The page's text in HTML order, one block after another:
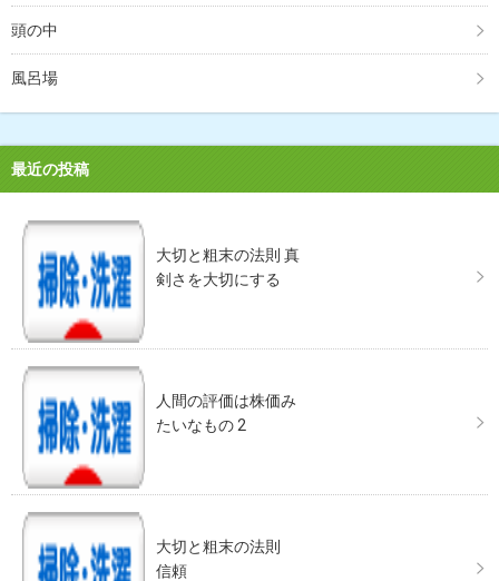
頭の中
風呂場
最近の投稿
大切と粗末の法則 真
剣さを大切にする
人間の評価は株価み
たいなもの 2
大切と粗末の法則
信頼